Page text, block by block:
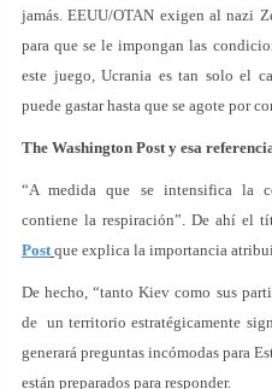
jamás. EEUU/OTAN exigen al nazi
para que se le impongan las
este juego, Ucrania es tan solo el
puede gastar hasta que se agote por
The Washington Post y esa
“A medida que se intensifica la
contiene la respiración”. De ahí el
Post que explica la importancia
De hecho, “tanto Kiev como sus
de un territorio estratégicamente
generará preguntas incómodas para
están preparados para responder.